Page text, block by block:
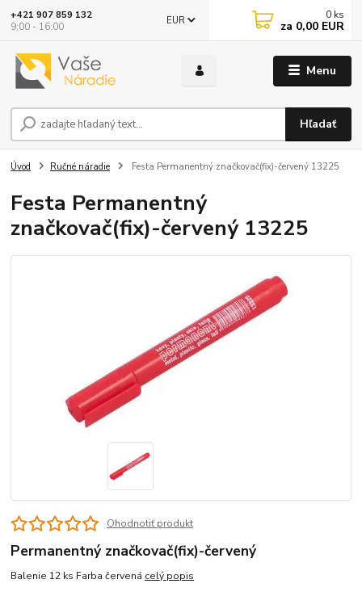
Menu
EUR
Hľadať
+421 907 859 132
9:00 - 16:00
0 ks
za 0,00 EUR
Úvod Ručné náradie Festa Permanentný značkovač(fix)-červený 13225
Festa Permanentný
značkovač(fix)-červený 13225
Ohodnotiť produkt
Permanentný značkovač(fix)-červený
Balenie 12 ks Farba červená celý popis